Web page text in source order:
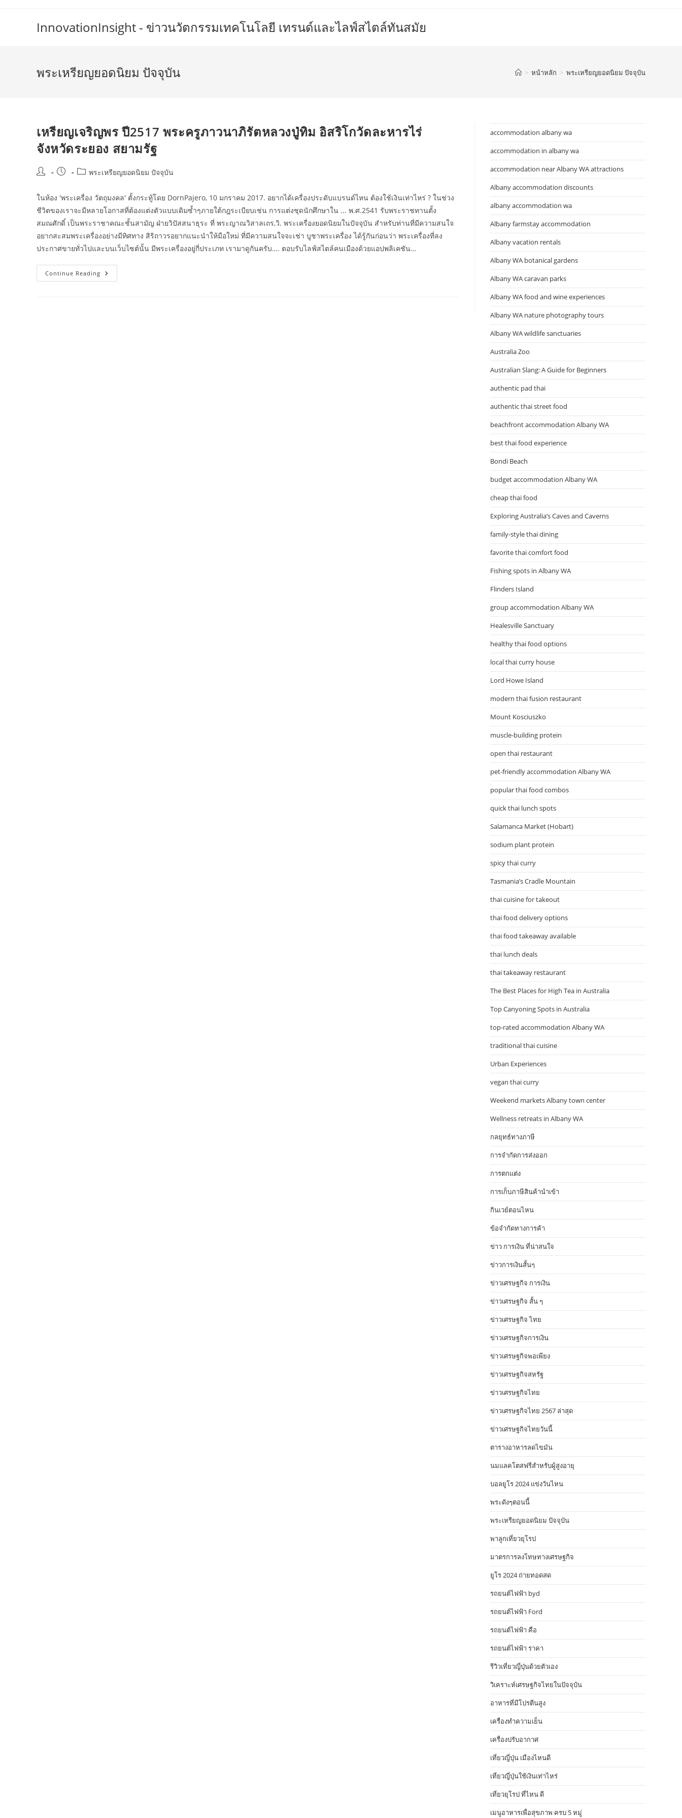
InnovationInsight - ข่าวนวัตกรรมเทคโนโลยี เทรนด์และไลฟ์สไตล์ทันสมัย
พระเหรียญยอดนิยม ปัจจุบัน > หน้าหลัก > พระเหรียญยอดนิยม ปัจจุบัน
เหรียญเจริญพร ปี2517 พระครูภาวนาภิรัตหลวงปู่ทิม อิสริโกวัดละหารไร่
จังหวัดระยอง สยามรัฐ
Post
Post
Postพระเหรียญยอดนิยม ปัจจุบัน
ในห้อง 'พระเครื่อง วัตถุมงคล' ตั้งกระทู้โดย DornPajero, 10 มกราคม 2017. อยากได้เครื่องประดับแบรนด์ไหน ต้องใช้เงินเท่าไหร่ ? ในช่วง
ชีวิตของเราจะมีหลายโอกาสที่ต้องแต่งตัวแบบเดิมซ้ำๆภายใต้กฎระเบียบเช่น การแต่งชุดนักศึกษาใน ... พ.ศ.2541 รับพระราชทานตั้ง
สมณศักดิ์ เป็นพระราชาคณะชั้นสามัญ ฝ่ายวิปัสสนาธุระ ที่ พระญาณวิสาลเถร,วิ. พระเครื่องยอดนิยมในปัจจุบัน สำหรับท่านที่มีความสนใจ
อยากสะสมพระเครื่องอย่างมีทิศทาง สิริถาวรอยากแนะนำให้มือใหม่ ที่มีความสนใจจะเช่า บูชาพระเครื่อง ได้รู้กันก่อนว่า พระเครื่องที่ลง
ประกาศขายทั่วไปและบนเว็บไซต์นั้น มีพระเครื่องอยู่กี่ประเภท เรามาดูกันครับ…. ตอบรับไลฟ์สไตล์คนเมืองด้วยแอปพลิเคชัน…
Continue Reading เหรียญ
เจริญพร
accommodation albany wa
accommodation in albany wa
accommodation near Albany WA attractions
Albany accommodation discounts
albany accommodation wa
Albany farmstay accommodation
Albany vacation rentals
Albany WA botanical gardens
Albany WA caravan parks
Albany WA food and wine experiences
Albany WA nature photography tours
Albany WA wildlife sanctuaries
Australia Zoo
Australian Slang: A Guide for Beginners
authentic pad thai
authentic thai street food
beachfront accommodation Albany WA
best thai food experience
Bondi Beach
budget accommodation Albany WA
cheap thai food
Exploring Australia’s Caves and Caverns
family-style thai dining
favorite thai comfort food
Fishing spots in Albany WA
Flinders Island
group accommodation Albany WA
Healesville Sanctuary
healthy thai food options
local thai curry house
Lord Howe Island
modern thai fusion restaurant
Mount Kosciuszko
muscle-building protein
open thai restaurant
pet-friendly accommodation Albany WA
popular thai food combos
quick thai lunch spots
Salamanca Market (Hobart)
sodium plant protein
spicy thai curry
Tasmania’s Cradle Mountain
thai cuisine for takeout
thai food delivery options
thai food takeaway available
thai lunch deals
thai takeaway restaurant
The Best Places for High Tea in Australia
Top Canyoning Spots in Australia
top-rated accommodation Albany WA
traditional thai cuisine
Urban Experiences
vegan thai curry
Weekend markets Albany town center
Wellness retreats in Albany WA
กลยุทธ์ทางภาษี
การจำกัดการส่งออก
การตกแต่ง
การเก็บภาษีสินค้านำเข้า
กินเวย์ตอนไหน
ข้อจำกัดทางการค้า
ข่าว การเงิน ที่น่าสนใจ
ข่าวการเงินสั้นๆ
ข่าวเศรษฐกิจ การเงิน
ข่าวเศรษฐกิจ สั้น ๆ
ข่าวเศรษฐกิจ ไทย
ข่าวเศรษฐกิจการเงิน
ข่าวเศรษฐกิจพอเพียง
ข่าวเศรษฐกิจสหรัฐ
ข่าวเศรษฐกิจไทย
ข่าวเศรษฐกิจไทย 2567 ล่าสุด
ข่าวเศรษฐกิจไทยวันนี้
ตารางอาหารลดไขมัน
นมแลคโตสฟรีสำหรับผู้สูงอายุ
บอลยูโร 2024 แข่งวันไหน
พระดังๆตอนนี้
พระเหรียญยอดนิยม ปัจจุบัน
พาลูกเที่ยวยุโรป
มาตรการลงโทษทางเศรษฐกิจ
ยูโร 2024 ถ่ายทอดสด
รถยนต์ไฟฟ้า byd
รถยนต์ไฟฟ้า Ford
รถยนต์ไฟฟ้า คือ
รถยนต์ไฟฟ้า ราคา
รีวิวเที่ยวญี่ปุ่นด้วยตัวเอง
วิเคราะห์เศรษฐกิจไทยในปัจจุบัน
อาหารที่มีโปรตีนสูง
เครื่องทำความเย็น
เครื่องปรับอากาศ
เที่ยวญี่ปุ่น เมืองไหนดี
เที่ยวญี่ปุ่นใช้เงินเท่าไหร่
เที่ยวยุโรป ที่ไหน ดี
เมนูอาหารเพื่อสุขภาพ ครบ 5 หมู่